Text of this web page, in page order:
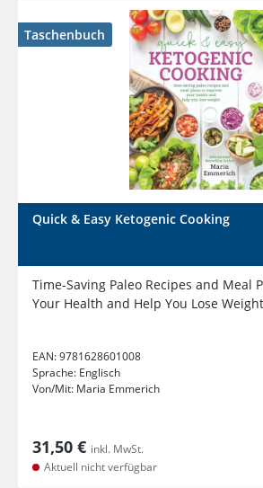
Taschenbuch
Quick & Easy Ketogenic Cooking
Time-Saving Paleo Recipes and Meal
Your Health and Help You Lose Weight
EAN:9781628601008
Sprache: Englisch
Von/Mit: Maria Emmerich
31,50 € inkl. MwSt.
Aktuell nicht verfügbar